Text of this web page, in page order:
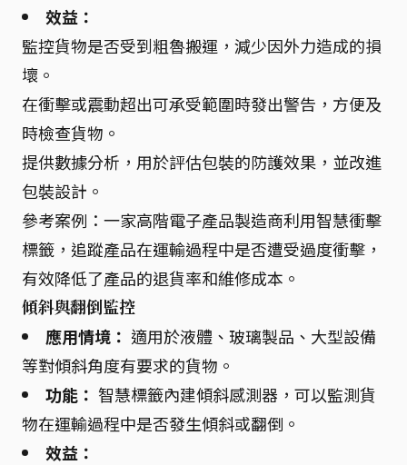
效益：
監控貨物是否受到粗魯搬運，減少因外力造成的損
壞。
在衝擊或震動超出可承受範圍時發出警告，方便及
時檢查貨物。
提供數據分析，用於評估包裝的防護效果，並改進
包裝設計。
參考案例：一家高階電子產品製造商利用智慧衝擊
標籤，追蹤產品在運輸過程中是否遭受過度衝擊，
有效降低了產品的退貨率和維修成本。
傾斜與翻倒監控
應用情境： 適用於液體、玻璃製品、大型設備
等對傾斜角度有要求的貨物。
功能： 智慧標籤內建傾斜感測器，可以監測貨
物在運輸過程中是否發生傾斜或翻倒。
效益：